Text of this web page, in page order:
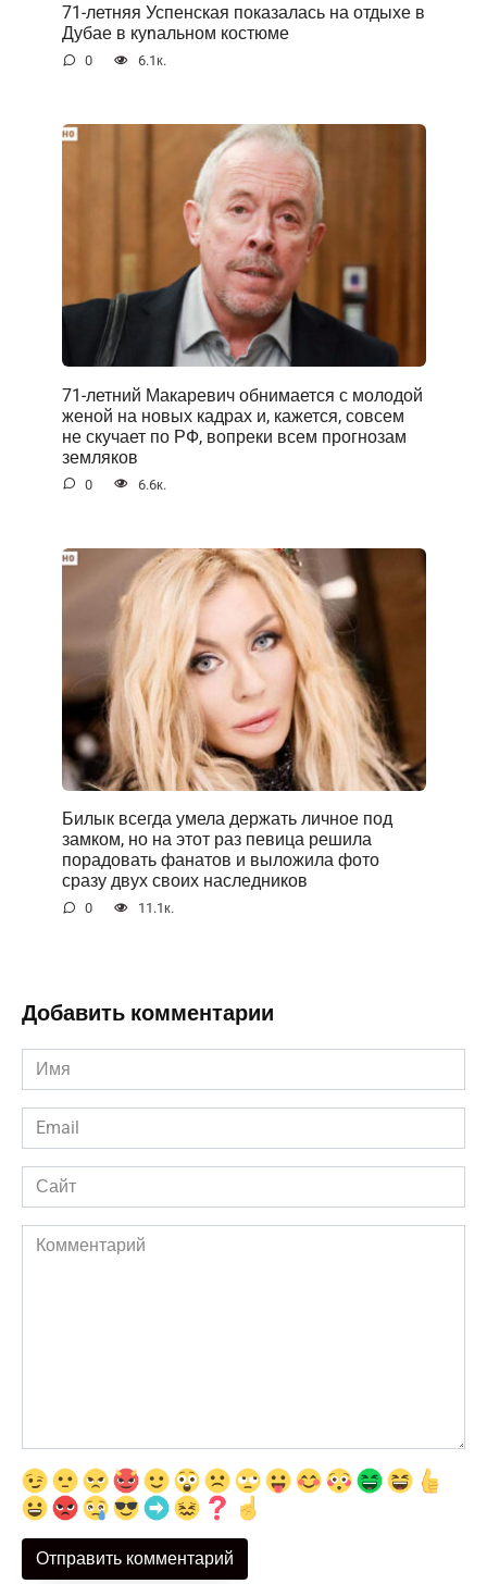
71-летняя Успенская показалась на отдыхе в
Дубае в куnальном костюме
0 6.1к.
71-летний Макаревич обнимается с молодой
женой на новых кадрах и, кажется, совсем
не скучает по РФ, вопреки всем прогнозам
земляков
0 6.6к.
Билык всегда умела держать личное под
замком, но на этот раз певица решила
порадовать фанатов и выложила фото
сразу двух своих наследников
0 11.1к.
Добавить комментарии
Имя
*
Email
*
Сайт
Комментарий